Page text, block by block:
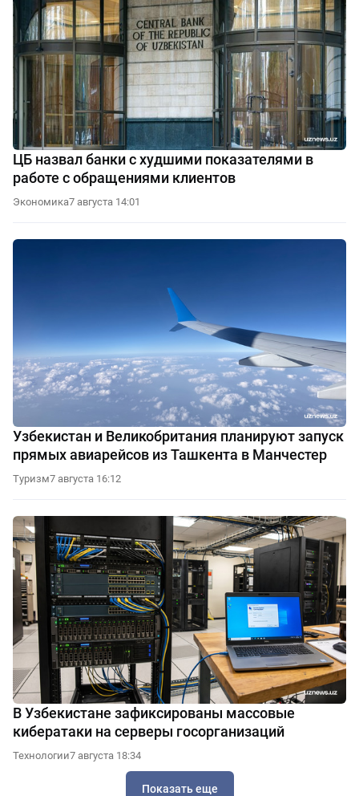
ЦБ назвал банки с худшими показателями в
работе с обращениями клиентов
Экономика7 августа 14:01
Узбекистан и Великобритания планируют запуск
прямых авиарейсов из Ташкента в Манчестер
Туризм7 августа 16:12
В Узбекистане зафиксированы массовые
кибератаки на серверы госорганизаций
Технологии7 августа 18:34
Показать еще